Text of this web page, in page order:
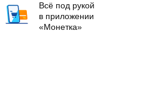
Всё под рукой
в приложении
«Монетка»